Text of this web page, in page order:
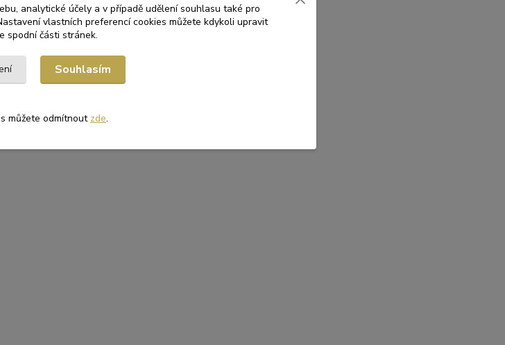
analytické účely a v případě udělení souhlasu také pro
vlastních preferencí cookies můžete kdykoli upravit
spodní části stránek.
Souhlasím
můžete odmítnout zde.